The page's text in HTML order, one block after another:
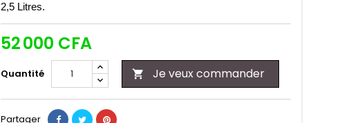
2,5 Litres.
52 000 CFA
Quantité  Je veux commander
Partager